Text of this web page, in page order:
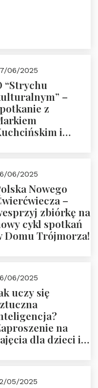
06/2025
“Strychu
–
z
i
06/2025
Nowego
–
zbiórkę na
cykl spotkań
Domu Trójmorza!
06/2025
uczy się
na
dla dzieci i
05/2025